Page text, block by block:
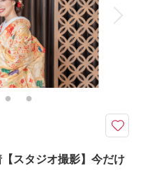
撮影日の空き
を確認する
挙式
タル ペットと撮影
の
、パニエ、靴など）、新郎ヘア
撮影
しく映るよう、
てみませんか？
スタジオ撮影】今だけ